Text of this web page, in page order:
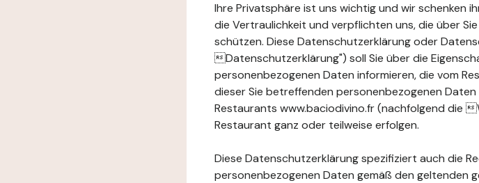
Ihre Privatsphäre ist uns wichtig und wir schenken
die Vertraulichkeit und verpflichten uns, die über
schützen. Diese Datenschutzerklärung oder
Datenschutzerklärung") soll Sie über die
personenbezogenen Daten informieren, die vom
dieser Sie betreffenden personenbezogenen
Restaurants www.baciodivino.fr (nachfolgend die
Restaurant ganz oder teilweise erfolgen.
Diese Datenschutzerklärung spezifiziert auch die
personenbezogenen Daten gemäß den geltenden